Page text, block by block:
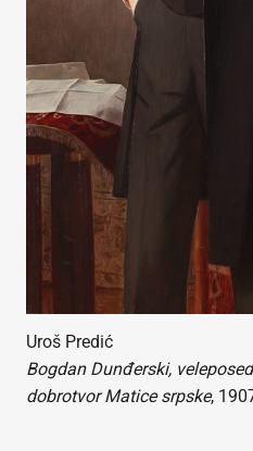
Uroš Predić
Bogdan Dunđerski,
dobrotvor Matice srpske,